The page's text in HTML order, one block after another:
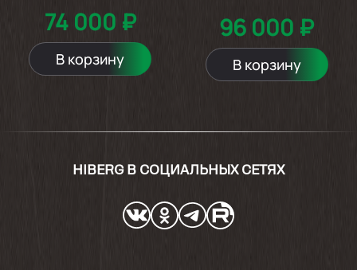
74 000 ₽
В корзину
96 000 ₽
В корзину
HIBERG В СОЦИАЛЬНЫХ СЕТЯХ